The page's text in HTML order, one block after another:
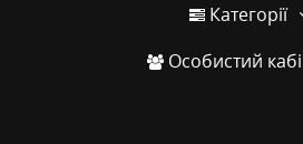
Категорії
Особистий